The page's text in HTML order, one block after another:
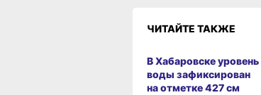
ЧИТАЙТЕ ТАКЖЕ
В Хабаровске уровень
воды зафиксирован
на отметке 427 см